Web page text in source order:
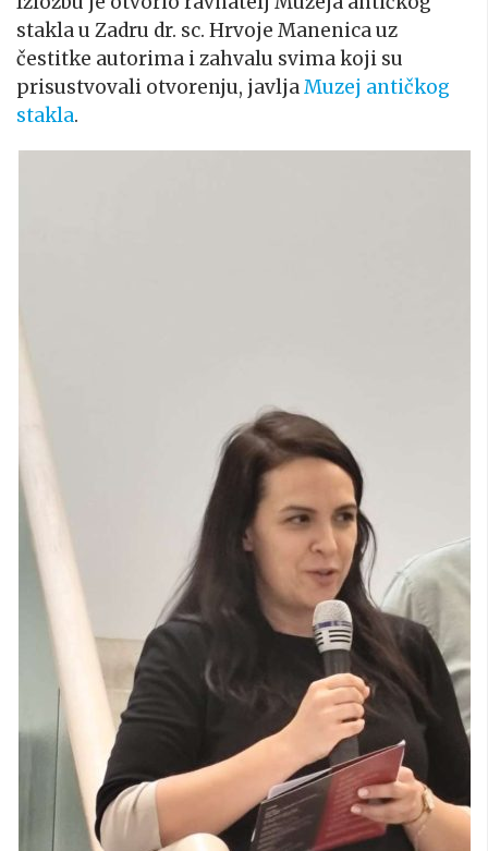
stakla u Zadru dr. sc. Hrvoje Manenica uz
čestitke autorima i zahvalu svima koji su
prisustvovali otvorenju, javljaMuzej antičkog
stakla.